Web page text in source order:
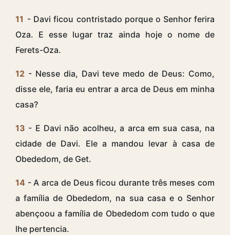
11 - Davi ficou contristado porque o Senhor ferira
Oza. E esse lugar traz ainda hoje o nome de
Ferets-Oza.
12 - Nesse dia, Davi teve medo de Deus: Como,
disse ele, faria eu entrar a arca de Deus em minha
casa?
13 - E Davi não acolheu, a arca em sua casa, na
cidade de Davi. Ele a mandou levar à casa de
Obededom, de Get.
14 - A arca de Deus ficou durante três meses com
a família de Obededom, na sua casa e o Senhor
abençoou a família de Obededom com tudo o que
lhe pertencia.